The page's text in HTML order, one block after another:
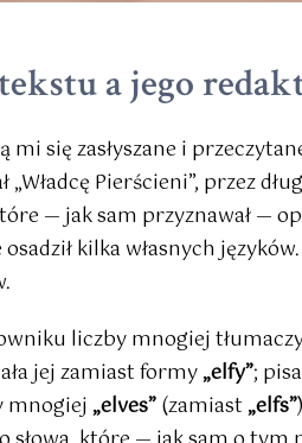
a jego
się zasłyszane i
Pierścieni”, przez
— jak sam przyznawał —
kilka własnych
liczby mnogiej
jej zamiast formy„elfy”;
mnogiej„elves”(zamiast„elfs”